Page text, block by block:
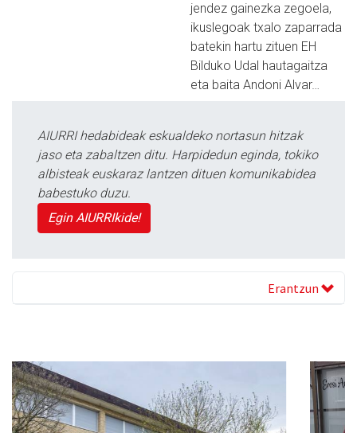
jendez gainezka zegoela,
ikuslegoak txalo zaparrada
batekin hartu zituen EH
Bilduko Udal hautagaitza
eta baita Andoni Alvar…
AIURRI hedabideak eskualdeko nortasun hitzak
jaso eta zabaltzen ditu. Harpidedun eginda, tokiko
albisteak euskaraz lantzen dituen komunikabidea
babestuko duzu.
Egin AIURRIkide!
Erantzun